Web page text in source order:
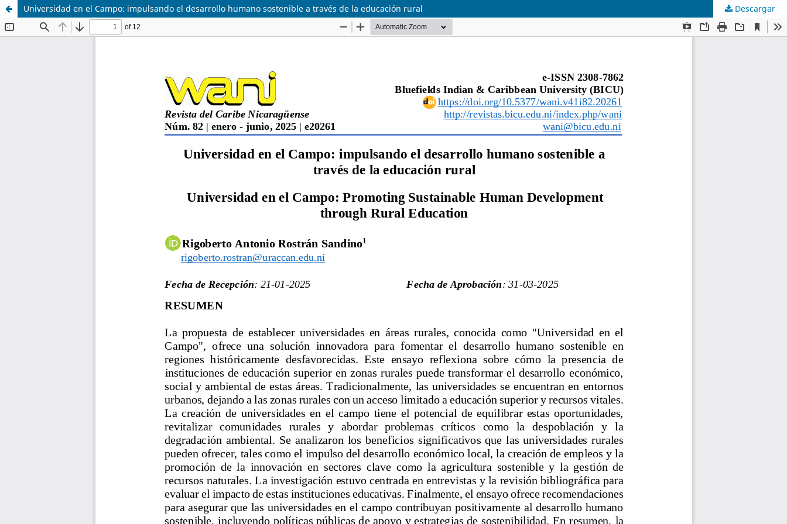
Universidad en el Campo: impulsando el desarrollo humano sostenible a través de la educación rural Descargar